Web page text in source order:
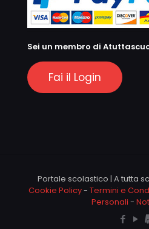
Sei un membro di
Fai il Login
Portale scolastico | A tutta
Cookie Policy- Termini e
Personali -